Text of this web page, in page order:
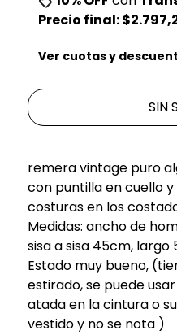
Precio final:
Ver cuotas y
SIN
remera vintage puro
con puntilla en cuello
costuras en los
Medidas: ancho de
sisa a sisa 45cm, largo
Estado muy bueno,
estirado, se puede
atada en la cintura o
vestido y no se nota )